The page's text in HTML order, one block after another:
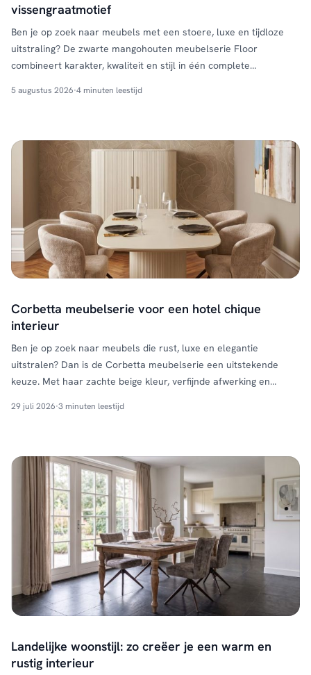
vissengraatmotief
Ben je op zoek naar meubels met een stoere, luxe en tijdloze
uitstraling? De zwarte mangohouten meubelserie Floor
combineert karakter, kwaliteit en stijl in één complete
en vallen direct op door het verfijnde vissengraatmotief op de
5 augustus 2026·4 minuten leestijd
Corbetta meubelserie voor een hotel chique
interieur
Ben je op zoek naar meubels die rust, luxe en elegantie
uitstralen? Dan is de Corbetta meubelserie een uitstekende
keuze. Met haar zachte beige kleur, verfijnde afwerking en
stijlvol hotel chique interieur. Wat maakt de Corbetta
29 juli 2026·3 minuten leestijd
Landelijke woonstijl: zo creëer je een warm en
rustig interieur